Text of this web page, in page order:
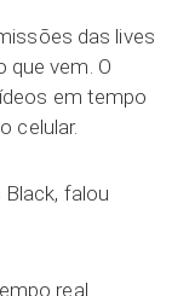
das lives
que vem. O
em tempo
celular.
Black, falou
real